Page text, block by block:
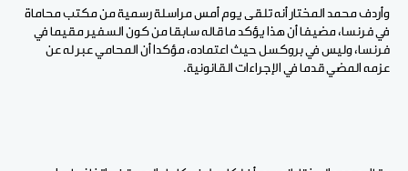
وأردف محمد المختار أنه تلقى يوم أمس مراسلة رسمية من مكتب محاماة
في فرنسا، مضيفا أن هذا يؤكد ما قاله سابقا من كون السفير مقيما في
فرنسا، وليس في بروكسل حيث اعتماده، مؤكدا أن المحامي عبر له عن
عزمه المضي قدما في الإجراءات القانونية.